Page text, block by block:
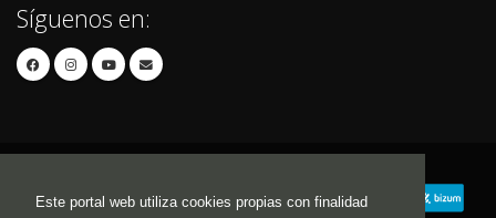
Este portal web utiliza cookies propias con finalidad
Síguenos en: